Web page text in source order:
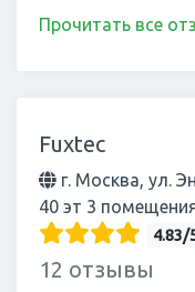
Прочитать все
Fuxtec
г. Москва, ул.
40 эт 3
4.83/
12 отзывы